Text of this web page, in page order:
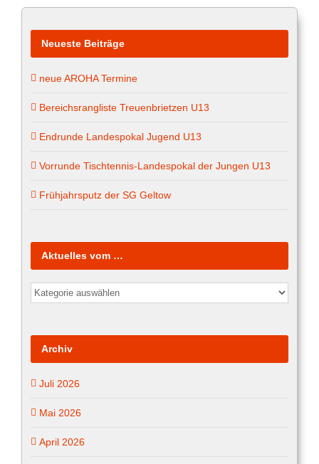
Neueste Beiträge
neue AROHA Termine
Bereichsrangliste Treuenbrietzen U13
Endrunde Landespokal Jugend U13
Vorrunde Tischtennis-Landespokal der Jungen U13
Frühjahrsputz der SG Geltow
Aktuelles vom …
Aktuelles
vom
Archiv
Juli 2026
Mai 2026
April 2026